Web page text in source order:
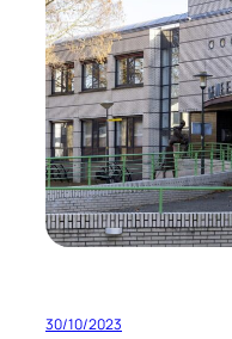
der
Burg
bezoekt
Hotel
Nassau
30/10/2023